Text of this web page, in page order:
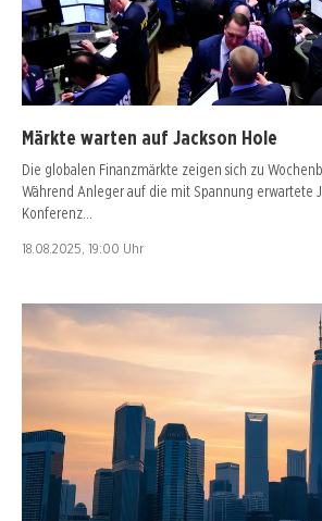
Märkte warten auf Jackson Hole
Die globalen Finanzmärkte zeigen sich zu
Während Anleger auf die mit Spannung erwartete
Konferenz…
18.08.2025, 19:00 Uhr